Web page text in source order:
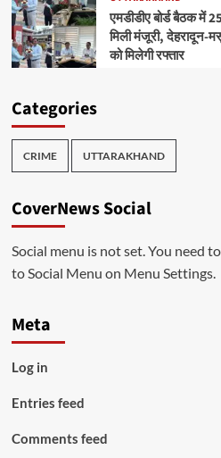
एमडीडीए बोर्ड बैठक में
मिली मंजूरी, देहरादून-
को मिलेगी रफ्तार
Categories
CRIME UTTARAKHAND
CoverNews Social
Social menu is not set. You need
to Social Menu on Menu Settings.
Meta
Log in
Entries feed
Comments feed